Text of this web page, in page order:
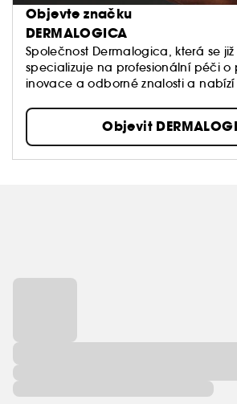
Objevte značku
DERMALOGICA
Společnost Dermalogica, která se
specializuje na profesionální péči o
inovace a odborné znalosti a
zlepšují zdraví pokožky.
Objevit